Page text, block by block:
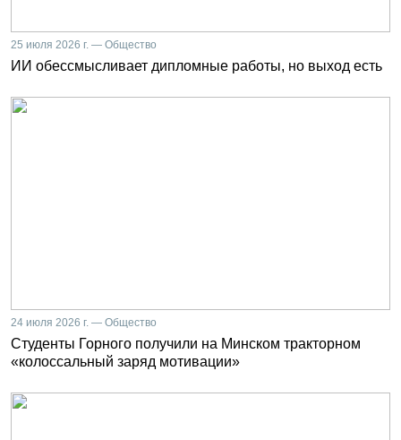
25 июля 2026 г. — Общество
ИИ обессмысливает дипломные работы, но выход есть
24 июля 2026 г. — Общество
Студенты Горного получили на Минском тракторном
«колоссальный заряд мотивации»